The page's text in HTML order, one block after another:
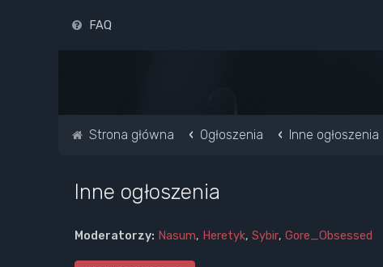
FAQ
Strona główna Ogłoszenia Inne ogłoszenia
Inne ogłoszenia
Moderatorzy: Nasum, Heretyk, Sybir, Gore_Obsessed